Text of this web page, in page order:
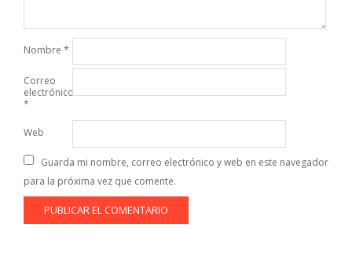
Nombre *
Correo
electrónico
*
Web
Guarda mi nombre, correo electrónico y web en este navegador
para la próxima vez que comente.